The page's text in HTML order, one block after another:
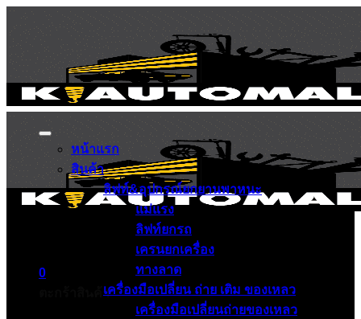
0
ตะกร้าสินค้า
หน้าแรก
สินค้า
ลิฟท์&อุปกรณ์ยกยานพาหนะ
แม่แรง
ลิฟท์ยกรถ
เครนยกเครื่อง
ทางลาด
เครื่องมือเปลี่ยน ถ่าย เติม ของเหลว
เครื่องมือเปลี่ยนถ่ายของเหลว